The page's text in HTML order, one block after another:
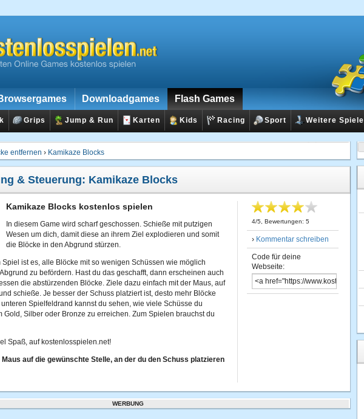
Downloadgames Flash Games
Grips Jump & Run Karten Kids Racing Sport Weitere Spiele
entfernen › Kamikaze Blocks
& Steuerung: Kamikaze Blocks
Kamikaze Blocks kostenlos spielen
In diesem Game wird scharf geschossen. Schieße mit putzigen
Wesen um dich, damit diese an ihrem Ziel explodieren und somit
die Blöcke in den Abgrund stürzen.
Spiel ist es, alle Blöcke mit so wenigen Schüssen wie möglich
zu befördern. Hast du das geschafft, dann erscheinen auch
die abstürzenden Blöcke. Ziele dazu einfach mit der Maus, auf
schieße. Je besser der Schuss platziert ist, desto mehr Blöcke
Spielfeldrand kannst du sehen, wie viele Schüsse du
Gold, Silber oder Bronze zu erreichen. Zum Spielen brauchst du
Spaß, auf kostenlosspielen.net!
auf die gewünschte Stelle, an der du den Schuss platzieren
4/5 , Bewertungen: 5
› Kommentar schreiben
Code für deine
Webseite:
WERBUNG